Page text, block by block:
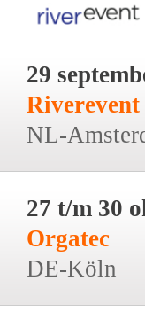
29
NL-
27 t/m 30
Orgatec
DE-Köln